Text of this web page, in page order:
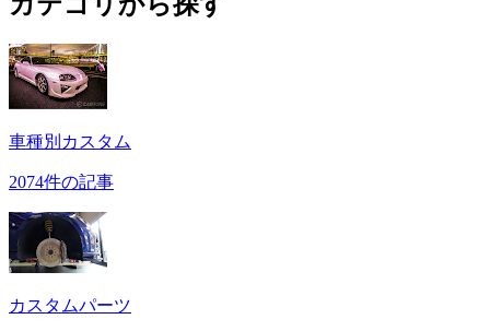
車種別カスタム
2074件の記事
カスタムパーツ